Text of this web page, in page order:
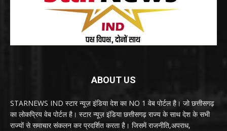
ABOUT US
STARNEWS IND स्टार न्यूज़ इंडिया देश का NO 1 वेब पोर्टल है। जो छत्तीसगढ़
का लोकप्रिय वेब पोर्टल है। स्टार न्यूज़ इंडिया छत्तीसगढ़ राज्य के साथ देश के सभी
राज्यों से समाचार संकलन कर प्रदर्शित करता है। जिसमें राजनीति,अपराध,